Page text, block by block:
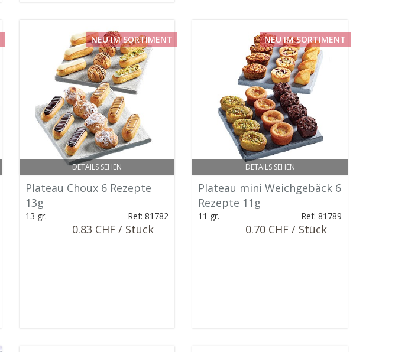
DETAILS SEHEN
NEU IM SORTIMENT
Plateau Choux 6 Rezepte
13g
13 gr. Ref: 81782
0.83 CHF / Stück
DETAILS SEHEN
NEU IM SORTIMENT
Plateau mini Weichgebäck 6
Rezepte 11g
11 gr. Ref: 81789
0.70 CHF / Stück